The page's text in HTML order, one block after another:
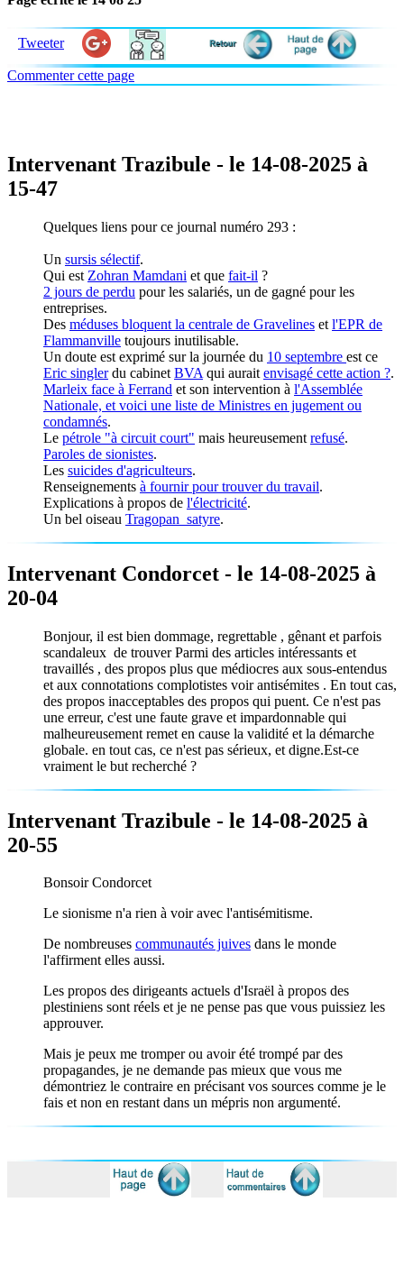
Tweeter
Commenter cette page
Intervenant Trazibule - le 14-08-2025 à
15-47
Quelques liens pour ce journal numéro 293 :
Un sursis sélectif.
Qui est Zohran Mamdani et que fait-il ?
2 jours de perdu pour les salariés, un de gagné pour les
entreprises.
Des méduses bloquent la centrale de Gravelines et l'EPR de
Flammanville toujours inutilisable.
Un doute est exprimé sur la journée du 10 septembre est ce
Eric singlerdu cabinet BVA qui aurait envisagé cette action ?.
Marleix face à Ferrand et son intervention à l'Assemblée
Nationale, et voici une liste de Ministres en jugement ou
condamnés.
Le pétrole "à circuit court" mais heureusement refusé.
Paroles de sionistes.
Les suicides d'agriculteurs.
Renseignements à fournir pour trouver du travail.
Explications à propos de l'électricité.
Un bel oiseau Tragopan_satyre.
Intervenant Condorcet - le 14-08-2025 à
20-04
Bonjour, il est bien dommage, regrettable , gênant et parfois
scandaleux de trouver Parmi des articles intéressants et
travaillés , des propos plus que médiocres aux sous-entendus
et aux connotations complotistes voir antisémites . En tout cas,
des propos inacceptables des propos qui puent. Ce n'est pas
une erreur, c'est une faute grave et impardonnable qui
malheureusement remet en cause la validité et la démarche
globale. en tout cas, ce n'est pas sérieux, et digne.Est-ce
vraiment le but recherché ?
Intervenant Trazibule - le 14-08-2025 à
20-55
Bonsoir Condorcet
Le sionisme n'a rien à voir avec l'antisémitisme.
De nombreuses communautés juives dans le monde
l'affirment elles aussi.
Les propos des dirigeants actuels d'Israël à propos des
plestiniens sont réels et je ne pense pas que vous puissiez les
approuver.
Mais je peux me tromper ou avoir été trompé par des
propagandes, je ne demande pas mieux que vous me
démontriez le contraire en précisant vos sources comme je le
fais et non en restant dans un mépris non argumenté.